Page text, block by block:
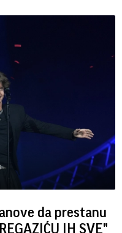
da prestanu
IH SVE"